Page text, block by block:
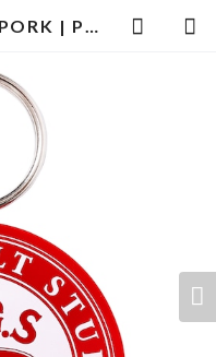
KEY TAG/CIRCLE PORK | PORKCHOP GARAGE SUPPLY